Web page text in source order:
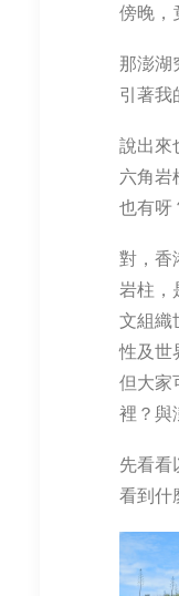
傍晚
那澎湖
引著我
說出來
六角岩
也有呀
對，香
岩柱，
文組織
性及世
但大家
裡？與
先看看
看到什